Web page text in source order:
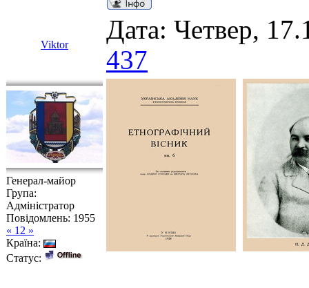
Viktor
Дата: Четвер,
437
Генерал-майор
Група:
Адміністратор
Повідомлень: 1955
« 12 »
Країна:
Статус: